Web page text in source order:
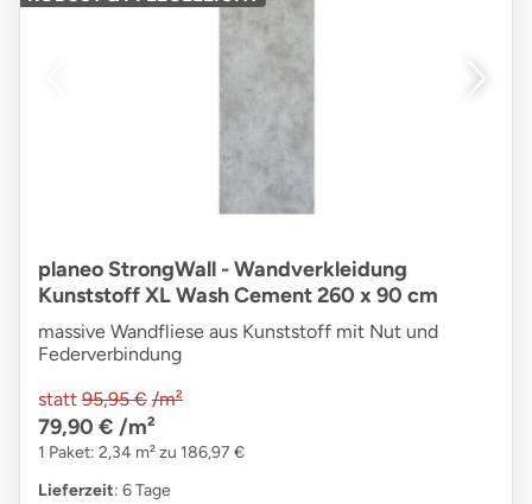
planeo StrongWall - Wandverkleidung
Kunststoff XL Wash Cement 260 x 90 cm
massive Wandfliese aus Kunststoff mit Nut und
Federverbindung
statt 95,95 € /m²
79,90 € /m²
1 Paket: 2,34 m² zu 186,97 €
Lieferzeit: 6 Tage